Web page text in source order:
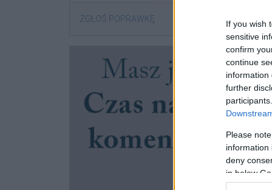
If you wish
sensitive
confirm
continue
information
further
Please
information
deny
in below
ZGŁOŚ POPRAWKĘ